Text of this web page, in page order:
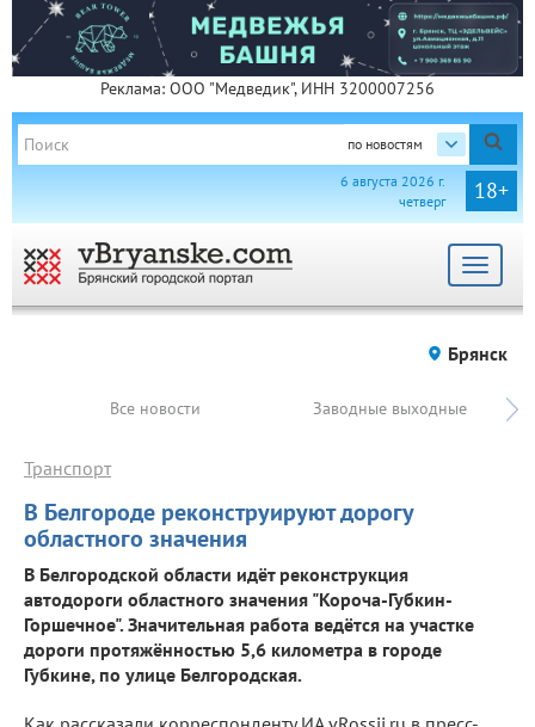
Реклама: ООО "Медведик", ИНН 3200007256
по новостям
18+
6 августа 2026 г.
четверг
Toggle
Брянск
Все новости Заводные выходные
В Белгороде реконструируют дорогу
областного значения
Транспорт
В Белгородской области идёт реконструкция
автодороги областного значения "Короча-Губкин-
Горшечное". Значительная работа ведётся на участке
дороги протяжённостью 5,6 километра в городе
Губкине, по улице Белгородская.